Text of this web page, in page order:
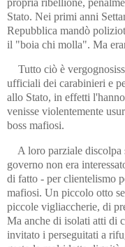
Stato. Nei primi anni
Repubblica mandò
il "boia chi molla". Ma
Tutto ciò è
ufficiali dei carabinieri e
allo Stato, in effetti
venisse violentemente
boss mafiosi.
A loro parziale discolpa
governo non era
di fatto - per clientelismo
mafiosi. Un piccolo otto
piccole vigliaccherie, di
Ma anche di isolati atti di
invitato i perseguitati a